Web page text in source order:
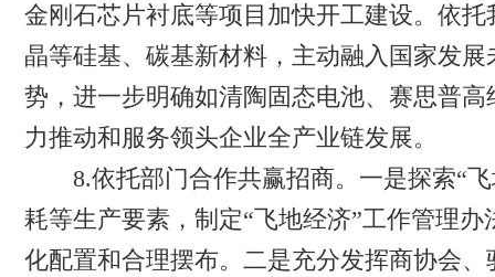
金刚石芯片衬底等项目加快开工建设。依
晶等硅基、碳基新材料，主动融入国家发
势，进一步明确如清陶固态电池、赛思普
力推动和服务领头企业全产业链发展。
8.依托部门合作共赢招商。一是探索“飞
耗等生产要素，制定“飞地经济”工作管理
化配置和合理摆布。二是充分发挥商协会